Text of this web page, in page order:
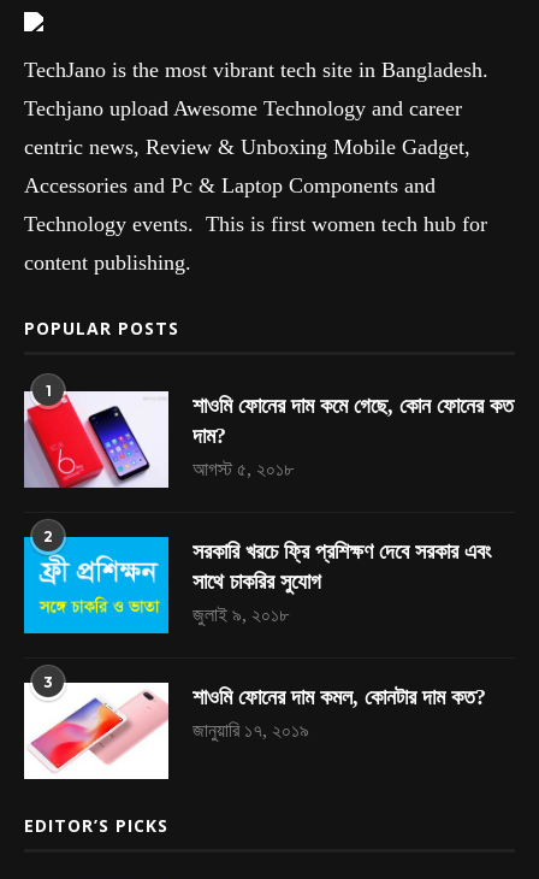
TechJano is the most vibrant tech site in Bangladesh.
Techjano upload Awesome Technology and career
centric news, Review & Unboxing Mobile Gadget,
Accessories and Pc & Laptop Components and
Technology events. This is first women tech hub for
content publishing.
POPULAR POSTS
1
শাওমি ফোনের দাম কমে গেছে, কোন ফোনের কত
দাম?
আগস্ট ৫, ২০১৮
2
সরকারি খরচে ফ্রি প্রশিক্ষণ দেবে সরকার এবং
সাথে চাকরির সুযোগ
জুলাই ৯, ২০১৮
3
শাওমি ফোনের দাম কমল, কোনটার দাম কত?
জানুয়ারি ১৭, ২০১৯
EDITOR’S PICKS